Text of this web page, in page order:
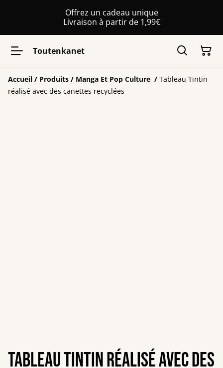
Offrez un cadeau unique
Livraison à partir de 1,99€
Toutenkanet
Accueil / Produits / Manga Et Pop Culture / Tableau Tintin
réalisé avec des canettes recyclées
Tableau Tintin réalisé avec des